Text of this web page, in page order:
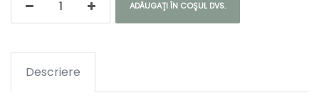
ADĂUGAŢI ÎN COŞUL DVS.
Descriere